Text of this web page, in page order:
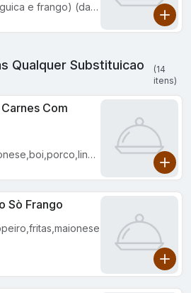
duas)
è a que estiver
Qualquer Substituicao
(14
itens)
Frango Sò Frango